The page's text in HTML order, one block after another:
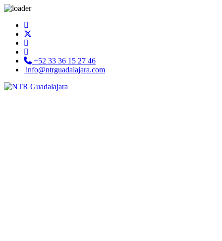
+52 33 36 15 27 46
info@ntrguadalajara.com